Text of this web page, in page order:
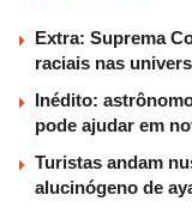
Extra: Suprema
raciais nas
Inédito:
pode ajudar em
Turistas andam
alucinógeno de